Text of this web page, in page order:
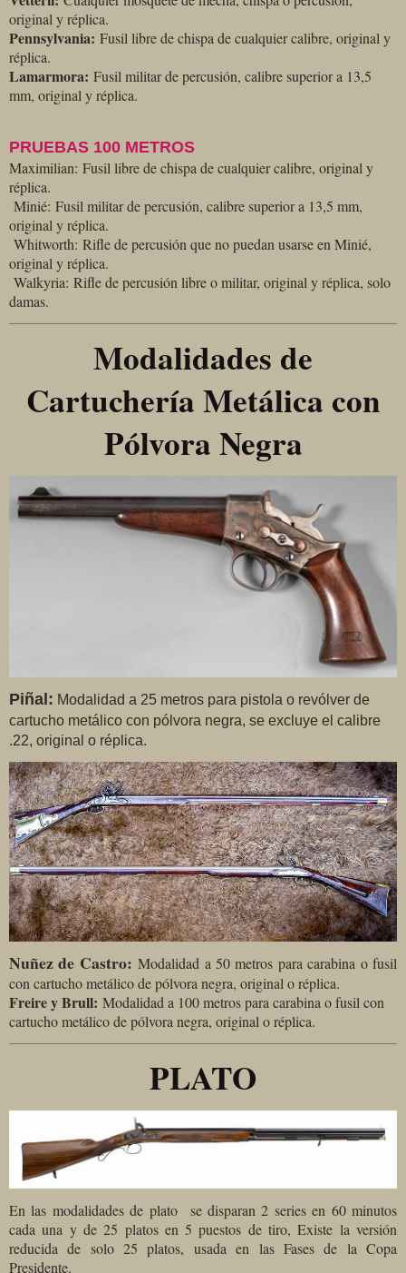
original y réplica.
Pennsylvania: Fusil libre de chispa de cualquier calibre, original y
réplica.
Lamarmora: Fusil militar de percusión, calibre superior a 13,5
mm, original y réplica.
PRUEBAS 100 METROS
Maximilian: Fusil libre de chispa de cualquier calibre, original y
réplica.
Minié: Fusil militar de percusión, calibre superior a 13,5 mm,
original y réplica.
Whitworth: Rifle de percusión que no puedan usarse en Minié,
original y réplica.
Walkyria: Rifle de percusión libre o militar, original y réplica, solo
damas.
Modalidades de
Cartuchería Metálica con
Pólvora Negra
Piñal: Modalidad a 25 metros para pistola o revólver de
cartucho metálico con pólvora negra, se excluye el calibre
.22, original o réplica.
Nuñez de Castro: Modalidad a 50 metros para carabina o fusil
con cartucho metálico de pólvora negra, original o réplica.
Freire y Brull: Modalidad a 100 metros para carabina o fusil con
cartucho metálico de pólvora negra, original o réplica.
PLATO
En las modalidades de plato se disparan 2 series en 60 minutos
cada una y de 25 platos en 5 puestos de tiro, Existe la versión
reducida de solo 25 platos, usada en las Fases de la Copa
Presidente.